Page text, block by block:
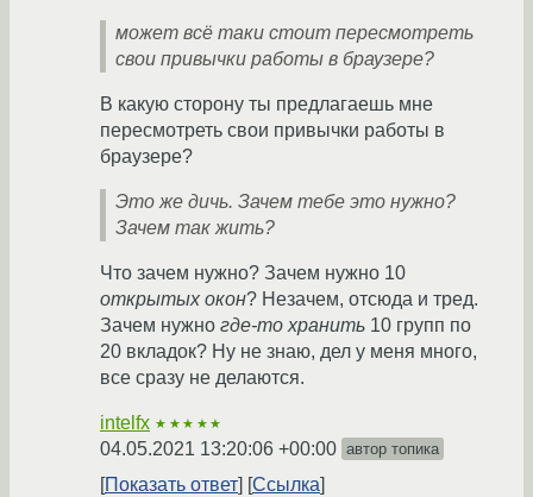
может всё таки стоит пересмотреть
свои привычки работы в браузере?
В какую сторону ты предлагаешь мне
пересмотреть свои привычки работы в
браузере?
Это же дичь. Зачем тебе это нужно?
Зачем так жить?
Что зачем нужно? Зачем нужно 10
открытых окон? Незачем, отсюда и тред.
Зачем нужно где-то хранить 10 групп по
20 вкладок? Ну не знаю, дел у меня много,
все сразу не делаются.
intelfx ★★★★★
04.05.2021 13:20:06 +00:00 автор топика
Показать ответ Ссылка